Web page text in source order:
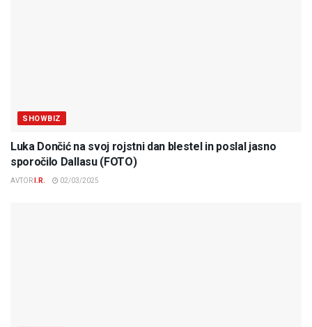
SHOWBIZ
Luka Dončić na svoj rojstni dan blestel in poslal jasno
sporočilo Dallasu (FOTO)
AVTOR I.R. 02/03/2025